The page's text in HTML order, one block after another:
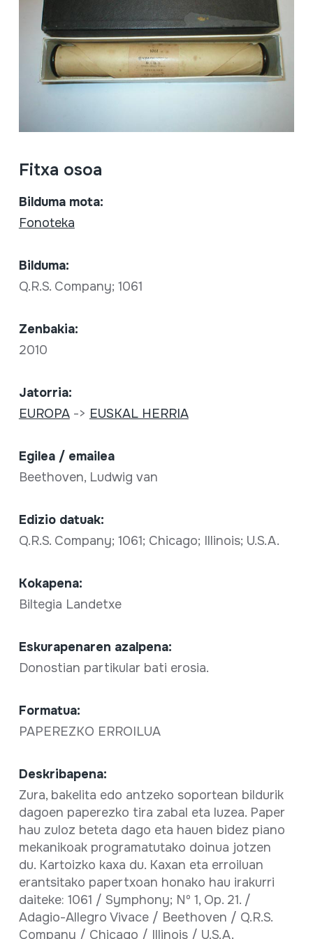
Fitxa osoa
Bilduma mota:
Fonoteka
Bilduma:
Q.R.S. Company; 1061
Zenbakia:
2010
Jatorria:
EUROPA-> EUSKAL HERRIA
Egilea / emailea
Beethoven, Ludwig van
Edizio datuak:
Q.R.S. Company; 1061; Chicago; Illinois; U.S.A.
Kokapena:
Biltegia Landetxe
Eskurapenaren azalpena:
Donostian partikular bati erosia.
Formatua:
PAPEREZKO ERROILUA
Deskribapena:
Zura, bakelita edo antzeko soportean bildurik
dagoen paperezko tira zabal eta luzea. Paper
hau zuloz beteta dago eta hauen bidez piano
mekanikoak programatutako doinua jotzen
du. Kartoizko kaxa du. Kaxan eta erroiluan
erantsitako papertxoan honako hau irakurri
daiteke: 1061 / Symphony; Nº 1, Op. 21. /
Adagio-Allegro Vivace / Beethoven / Q.R.S.
Company / Chicago / Illinois / U.S.A.